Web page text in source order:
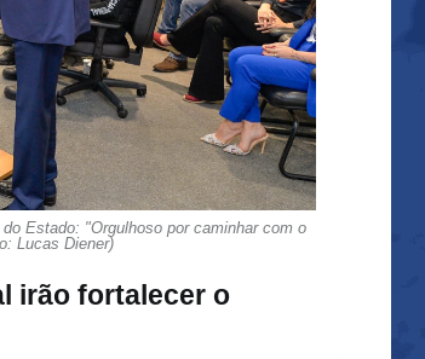
Estado: "Orgulhoso por caminhar com o
Lucas Diener)
irão fortalecer o